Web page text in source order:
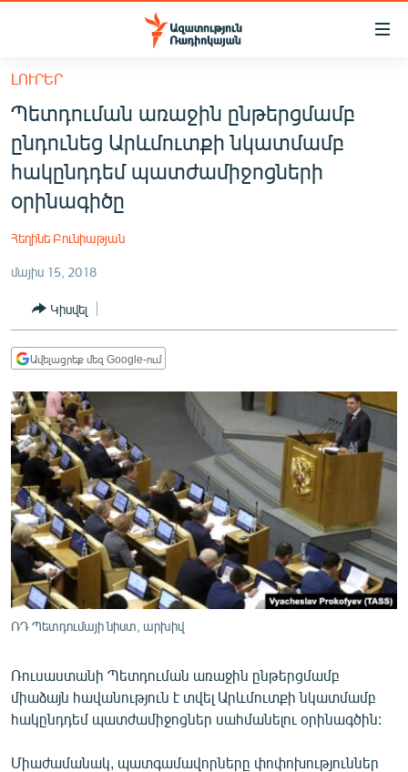
Մատչելիության
հիմնական
բովանդակությանը
Անցնել
հիմնական
մենյուին
Որոնում
ՀԱՅԱՍՏԱՆ
ՔԱՂԱՔԱԿԱՆ
ԸՆՏՐՈՒԹՅՈՒՆՆԵՐ 2026
ՊԱՏԵՐԱԶՄԻ 6 ՇԱԲԱԹՆԵՐԸ
ՏԱՐԱԾԱՇՐՋԱՆ
ՄԻՋԱԶԳԱՅԻՆ
ՄՇԱԿՈՒՅԹ
ՍՊՈՐՏ
ՄԵԿՆԱԲԱՆՈՒԹՅՈՒՆ
ՏՏ ԵՒ ԻՆՏԵՐՆԵՏ
ԿՈՐՈՆԱՎԻՐՈՒՍ
ԱՐԽԻՎ
ԲԱՆԱՎԵՃ
ՁԳՏԵԼՈՎ ԼԱՎԱԳՈՒՅՆԻՆ
ԼՈՒՐԵՐ
Պետդուման առաջին ընթերցմամբ
ընդունեց Արևմուտքի նկատմամբ
հակընդդեմ պատժամիջոցների
օրինագիծը
Հեղինե Բունիաթյան
մայիս 15, 2018
Կիսվել
Ավելացրեք մեզ Google-ում
ՌԴ Պետդումայի նիստ, արխիվ
Ռուսաստանի Պետդուման առաջին ընթերցմամբ
միաձայն հավանություն է տվել Արևմուտքի նկատմամբ
հակընդդեմ պատժամիջոցներ սահմանելու օրինագծին:
Միաժամանակ, պատգամավորները փոփոխություններ